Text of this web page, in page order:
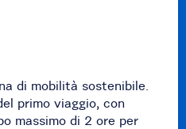
di mobilità sostenibile.
primo viaggio, con
massimo di 2 ore per